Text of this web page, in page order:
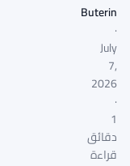
Buterin
·
July
7,
2026
·
1
دقائق
قراءة